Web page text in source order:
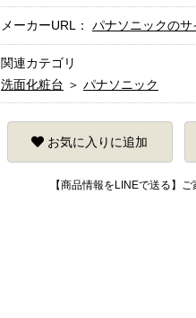
メーカーURL： パナソニックのサ
関連カテゴリ
洗面化粧台 ＞ パナソニック
お気に入りに追加
【商品情報をLINEで送る】